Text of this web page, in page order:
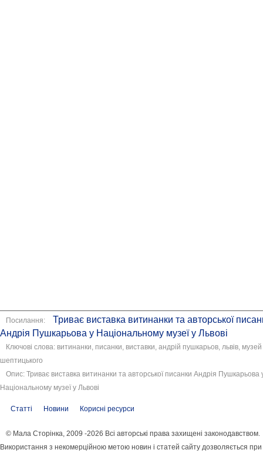
Посилання:
Триває виставка витинанки та авторської
Андрія Пушкарьова у Національному музеї у Львові
Ключові слова: витинанки, писанки, виставки, андрій пушкарьов, львів, музей
шептицького
Опис: Триває виставка витинанки та авторської писанки Андрія Пушкарьова
Національному музеї у Львові
Статті Новини Корисні ресурси
© Мала Сторінка, 2009 -2026 Всі авторські права захищені законодавством.
Використання з некомерційною метою новин і статей сайту дозволяється при